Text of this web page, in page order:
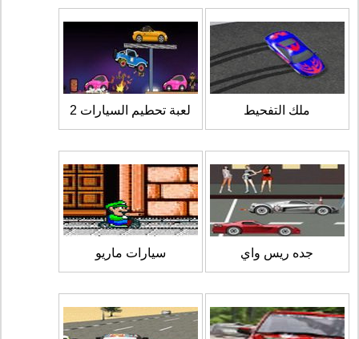
ملك التفحيط لعبة تحطيم السيارات 2
جده ريس واي سيارات ماريو